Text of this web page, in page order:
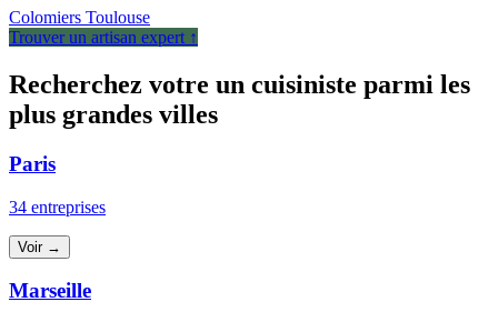
Colomiers Toulouse
Trouver un artisan expert ↑
Recherchez votre un cuisiniste parmi les
plus grandes villes
Paris
34 entreprises
Voir →
Marseille